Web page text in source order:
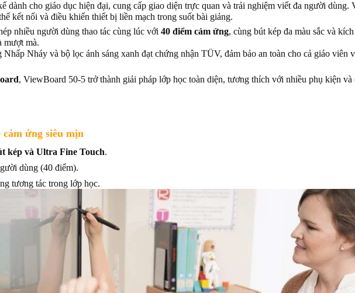
dành cho giáo dục hiện đại, cung cấp giao diện trực quan và trải nghiệm viết đa người dùng.
kết nối và điều khiển thiết bị liền mạch trong suốt bài giảng.
nhiều người dùng thao tác cùng lúc với 40 điểm cảm ứng, cùng bút kép đa màu sắc và kích
mượt mà.
Nháy và bộ lọc ánh sáng xanh đạt chứng nhận TÜV, đảm bảo an toàn cho cả giáo viên
, ViewBoard 50-5 trở thành giải pháp lớp học toàn diện, tương thích với nhiều phụ kiện và
ứng siêu mịn
kép và Ultra Fine Touch.
dùng (40 điểm).
tương tác trong lớp học.